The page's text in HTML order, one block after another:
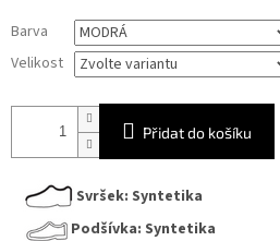
cena:
Barva
Velikost
Přidat do košíku
Svršek: Syntetika
Podšívka: Syntetika